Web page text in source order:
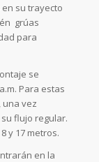
su trayecto
grúas
para
se
Para estas
vez
flujo regular.
y 17 metros.
en la